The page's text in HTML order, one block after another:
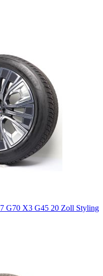
G70 X3 G45 20 Zoll Styling